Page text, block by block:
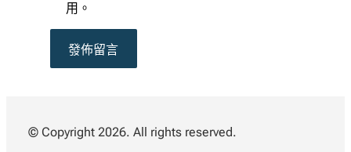
用。
© Copyright 2026. All rights reserved.